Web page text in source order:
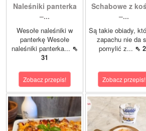
Naleśniki panterka
–...
Wesołe naleśniki w
panterkę Wesołe
naleśniki panterka... ⇖
31
Zobacz przepis!
Schabowe z
–...
Są takie obiady,
zapachu nie da
pomylić z... ⇖
Zobacz przepis!